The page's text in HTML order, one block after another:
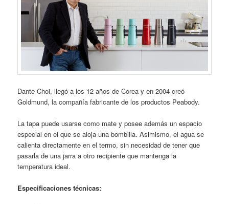
Dante Choi, llegó a los 12 años de Corea y en 2004 creó
Goldmund, la compañía fabricante de los productos Peabody.
La tapa puede usarse como mate y posee además un espacio
especial en el que se aloja una bombilla. Asimismo, el agua se
calienta directamente en el termo, sin necesidad de tener que
pasarla de una jarra a otro recipiente que mantenga la
temperatura ideal.
Especificaciones técnicas: